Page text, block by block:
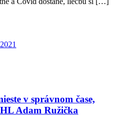
v správnom čase,
Adam Ružička